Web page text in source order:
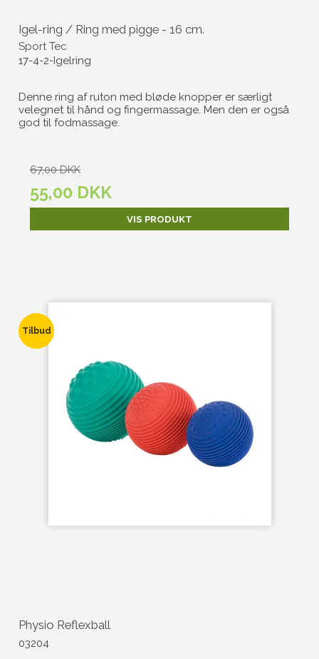
Igel-ring / Ring med pigge - 16 cm.
Sport Tec
17-4-2-Igelring
Denne ring af ruton med bløde knopper er særligt
velegnet til hånd og fingermassage. Men den er også
god til fodmassage.
67,00 DKK
55,00 DKK
VIS PRODUKT
Tilbud
Physio Reflexball
03204